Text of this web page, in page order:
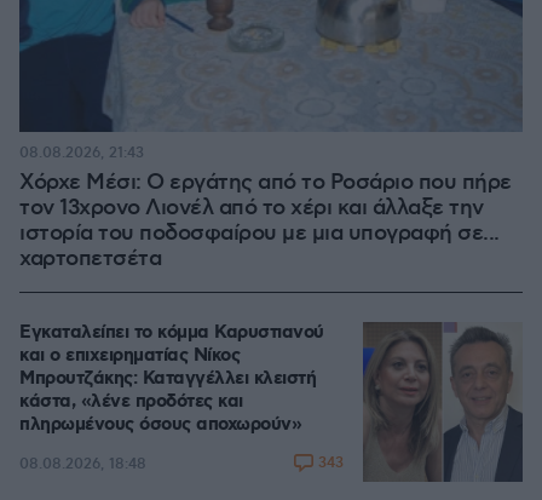
Χόρχε Μέσι: Ο εργάτης από το Ροσάριο που πήρε
τον 13χρονο Λιονέλ από το χέρι και άλλαξε την
ιστορία του ποδοσφαίρου με μια υπογραφή σε...
χαρτοπετσέτα
08.08.2026, 21:43
Εγκαταλείπει το κόμμα Καρυστιανού
και ο επιχειρηματίας Νίκος
Μπρουτζάκης: Καταγγέλλει κλειστή
κάστα, «λένε προδότες και
πληρωμένους όσους αποχωρούν»
08.08.2026, 18:48 343